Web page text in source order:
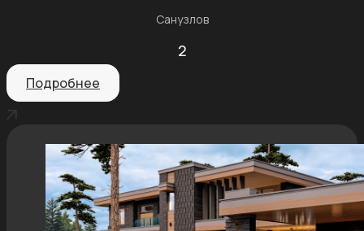
Санузлов
2
Подробнее